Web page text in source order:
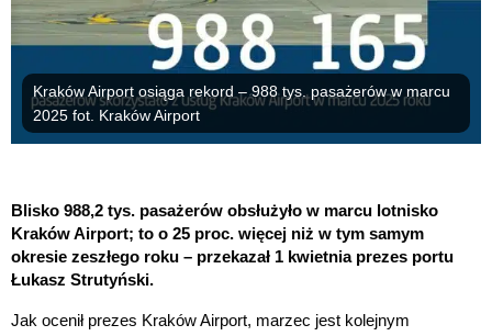
Kraków Airport osiąga rekord – 988 tys. pasażerów w marcu
2025 fot. Kraków Airport
Blisko 988,2 tys. pasażerów obsłużyło w marcu lotnisko
Kraków Airport; to o 25 proc. więcej niż w tym samym
okresie zeszłego roku – przekazał 1 kwietnia prezes portu
Łukasz Strutyński.
Jak ocenił prezes Kraków Airport, marzec jest kolejnym